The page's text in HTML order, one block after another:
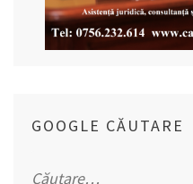
GOOGLE CĂUTARE